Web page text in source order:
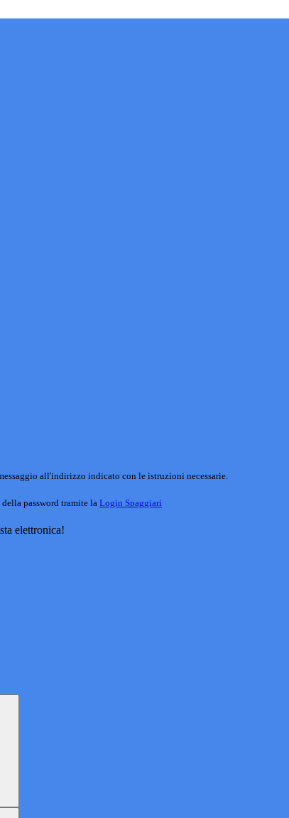
all'indirizzo indicato con le istruzioni necessarie.
password tramite la Login Spaggiari
elettronica!